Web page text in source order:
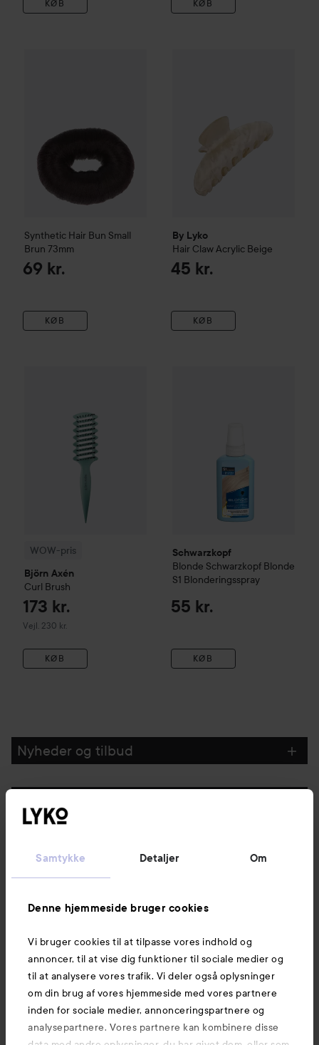
Samtykke Detaljer Om
Denne hjemmeside bruger cookies
Vi bruger cookies til at tilpasse vores indhold og
annoncer, til at vise dig funktioner til sociale medier og
til at analysere vores trafik. Vi deler også oplysninger
om din brug af vores hjemmeside med vores partnere
inden for sociale medier, annonceringspartnere og
analysepartnere. Vores partnere kan kombinere disse
KØB KØB
Synthetic Hair Bun Small
Brun 73mm
69 kr.
KØB
By Lyko
Hair Claw Acrylic Beige
45 kr.
KØB
WOW-pris
Björn Axén
Curl Brush
173 kr.
Vejl. 230 kr.
Vejledende pris 230 kr.
KØB
Schwarzkopf
Blonde Schwarzkopf Blonde
S1 Blonderingsspray
55 kr.
KØB
Nyheder og tilbud
Kundeservice
Information
Mere at udforske